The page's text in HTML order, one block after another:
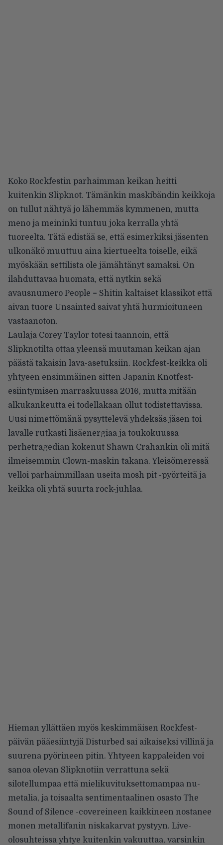
Koko Rockfestin parhaimman keikan heitti
kuitenkin Slipknot. Tämänkin maskibändin keikkoja
on tullut nähtyä jo lähemmäs kymmenen, mutta
meno ja meininki tuntuu joka kerralla yhtä
tuoreelta. Tätä edistää se, että esimerkiksi jäsenten
ulkonäkö muuttuu aina kiertueelta toiselle, eikä
myöskään settilista ole jämähtänyt samaksi. On
ilahduttavaa huomata, että nytkin sekä
avausnumero People = Shitin kaltaiset klassikot että
aivan tuore Unsainted saivat yhtä hurmioituneen
vastaanoton.
Laulaja Corey Taylor totesi taannoin, että
Slipknotilta ottaa yleensä muutaman keikan ajan
päästä takaisin lava-asetuksiin. Rockfest-keikka oli
yhtyeen ensimmäinen sitten Japanin Knotfest-
esiintymisen marraskuussa 2016, mutta mitään
alkukankeutta ei todellakaan ollut todistettavissa.
Uusi nimettömänä pysyttelevä yhdeksäs jäsen toi
lavalle rutkasti lisäenergiaa ja toukokuussa
perhetragedian kokenut Shawn Crahankin oli mitä
ilmeisemmin Clown-maskin takana. Yleisömeressä
velloi parhaimmillaan useita mosh pit -pyörteitä ja
keikka oli yhtä suurta rock-juhlaa.
Hieman yllättäen myös keskimmäisen Rockfest-
päivän pääesiintyjä Disturbed sai aikaiseksi villinä ja
suurena pyörineen pitin. Yhtyeen kappaleiden voi
sanoa olevan Slipknotiin verrattuna sekä
silotellumpaa että mielikuvituksettomampaa nu-
metalia, ja toisaalta sentimentaalinen osasto The
Sound of Silence -covereineen kaikkineen nostanee
monen metallifanin niskakarvat pystyyn. Live-
olosuhteissa yhtye kuitenkin vakuuttaa, varsinkin